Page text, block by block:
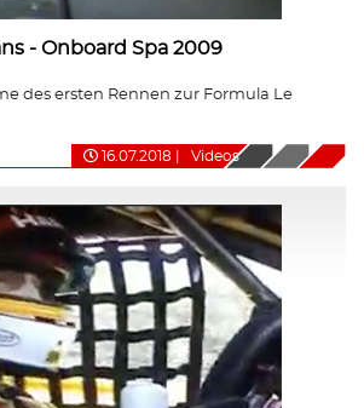
- Onboard Spa 2009
des ersten Rennen zur Formula Le
16.07.2018 Videos